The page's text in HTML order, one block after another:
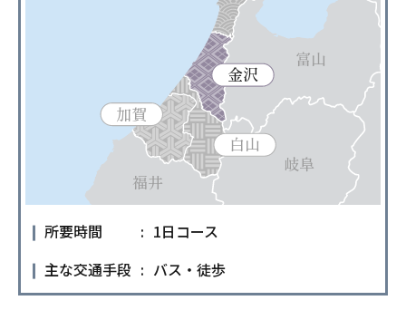
所要時間
1日コース
主な交通手段
バス・徒歩